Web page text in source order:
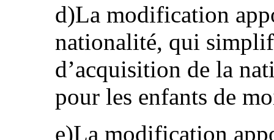
d)La modification
nationalité, qui
d’acquisition de la
pour les enfants de
e)La modification